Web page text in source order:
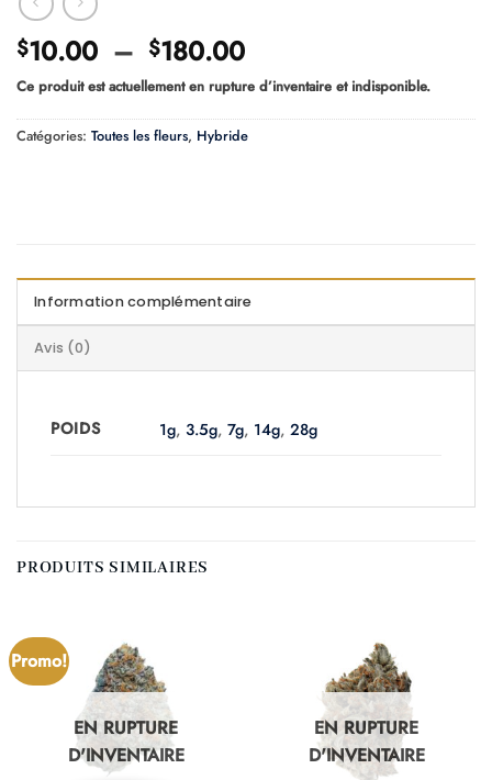
$10.00 – $180.00Plage
de
prix :
$10.00
Ce produit est actuellement en rupture d’inventaire et indisponible.
Catégories: Toutes les fleurs, Hybride
Information complémentaire
Avis (0)
POIDS 1g,3.5g,7g, 14g,28g
PRODUITS SIMILAIRES
Promo!
EN RUPTURE
D'INVENTAIRE
EN RUPTURE
D'INVENTAIRE